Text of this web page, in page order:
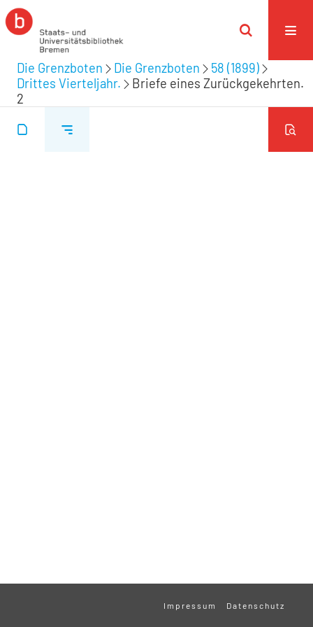
Die Grenzboten Die Grenzboten
58 (1899)
Drittes Vierteljahr.
Briefe eines Zurückgekehrten.
2
Impressum Datenschutz